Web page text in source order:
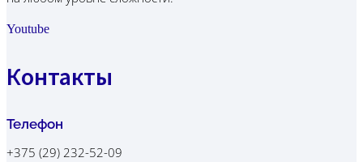
Youtube
Контакты
Телефон
+375 (29) 232-52-09